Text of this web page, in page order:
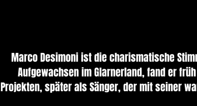
Marco Desimoni ist die charismatische
Aufgewachsen im Glarnerland, fand er
Projekten, später als Sänger, der mit seiner